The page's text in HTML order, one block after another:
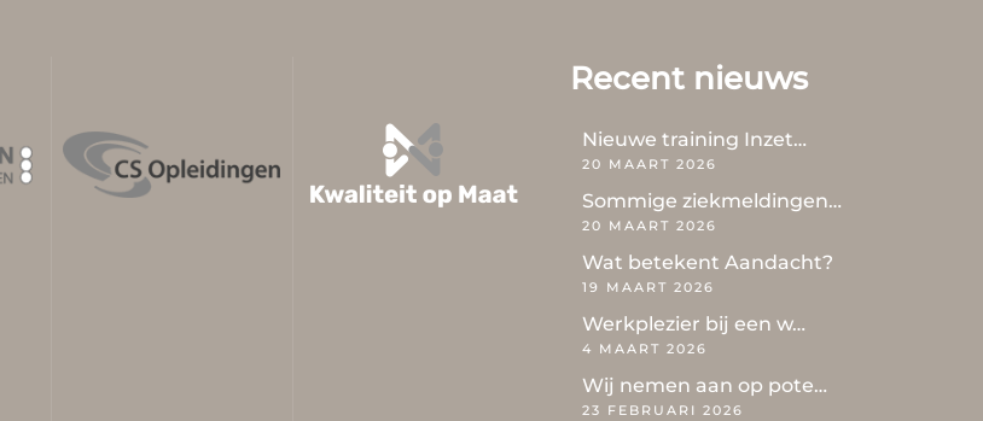
Recent nieuws
Nieuwe training Inzet…
20 MAART 2026
Sommige ziekmeldingen…
20 MAART 2026
Wat betekent Aandacht?
19 MAART 2026
Werkplezier bij een w…
4 MAART 2026
Wij nemen aan op pote…
23 FEBRUARI 2026